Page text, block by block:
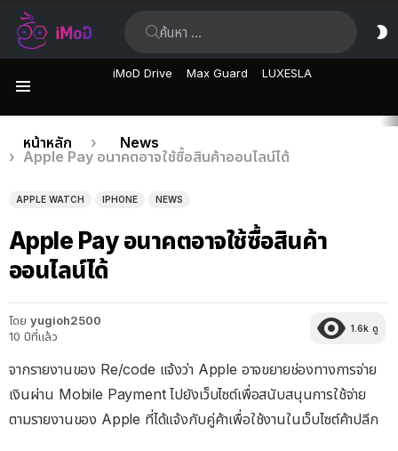
iMoD Drive Max Guard LUXESLA
เรื่อง
ล่าสุด
คุณอยู่ที่นี่:
หน้าหลัก
News
Apple Pay อนาคตอาจใช้ซื้อสินค้าออนไลน์ได้
APPLE WATCH IPHONE NEWS
Apple Pay อนาคตอาจใช้ซื้อสินค้า
ออนไลน์ได้
โดย yugioh2500
10 ปีที่แล้ว
1.6k ดู
จากรายงานของ Re/code แจ้งว่า Apple อาจขยายช่องทางการจ่าย
เงินผ่าน Mobile Payment ไปยังเว็บไซต์เพื่อสนับสนุนการใช้จ่าย
ตามรายงานของ Apple ที่ได้แจ้งกับคู่ค้าเพื่อใช้งานในเว็บไซต์ค้าปลีก